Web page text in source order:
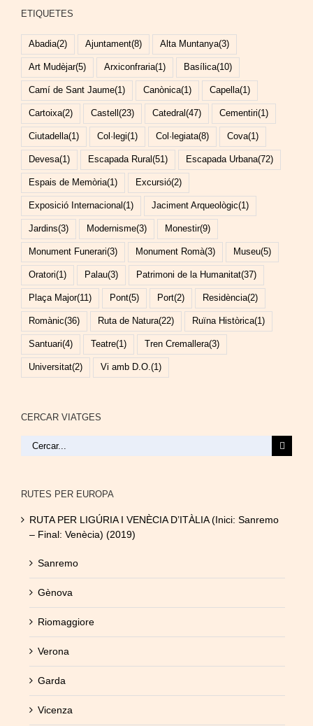
ETIQUETES
Abadia(2) Ajuntament(8) Alta Muntanya(3)
Art Mudèjar(5) Arxiconfraria(1) Basílica(10)
Camí de Sant Jaume(1) Canònica(1) Capella(1)
Cartoixa(2) Castell (23) Catedral (47) Cementiri(1)
Ciutadella(1) Col·legi(1) Col·legiata(8) Cova(1)
Devesa(1) Escapada Rural (51) Escapada Urbana(72)
Espais de Memòria(1) Excursió(2)
Exposició Internacional (1) Jaciment Arqueològic(1)
Jardins(3) Modernisme(3) Monestir(9)
Monument Funerari(3) Monument Romà(3) Museu(5)
Oratori(1) Palau(3) Patrimoni de la Humanitat(37)
Plaça Major(11) Pont(5) Port(2) Residència(2)
Romànic(36) Ruta de Natura(22) Ruïna Històrica(1)
Santuari(4) Teatre(1) Tren Cremallera(3)
Universitat(2) Vi amb D.O. (1)
CERCAR VIATGES
Cerca
RUTES PER EUROPA
RUTA PER LIGÚRIA I VENÈCIA D’ITÀLIA (Inici: Sanremo
– Final: Venècia) (2019)
Sanremo
Gènova
Riomaggiore
Verona
Garda
Vicenza